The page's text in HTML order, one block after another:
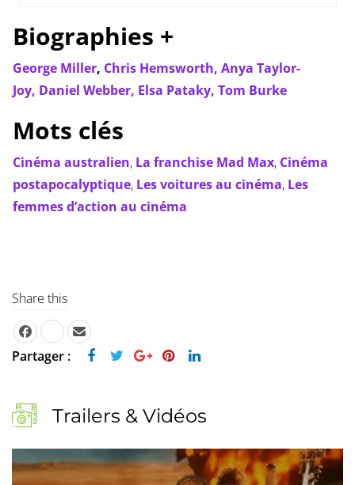
Biographies +
George Miller, Chris Hemsworth, Anya Taylor-
Joy, Daniel Webber, Elsa Pataky, Tom Burke
Mots clés
Cinéma australien, La franchise Mad Max, Cinéma
postapocalyptique, Les voitures au cinéma, Les
femmes d’action au cinéma
Share this
Partager :
Trailers & Vidéos